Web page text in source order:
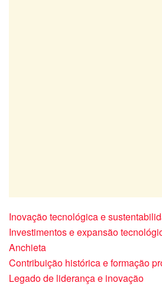
Inovação tecnológica e
Investimentos e expansão
Anchieta
Contribuição histórica e formação
Legado de liderança e inovação